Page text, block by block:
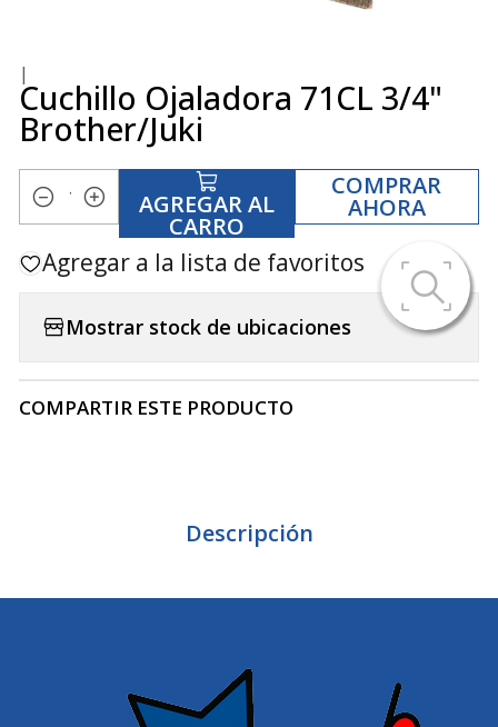
|
Cuchillo Ojaladora 71CL 3/4"
Brother/Juki
Cantidad AGREGAR AL
CARRO
COMPRAR
AHORA
Agregar a la lista de favoritos
Mostrar stock de ubicaciones
COMPARTIR ESTE PRODUCTO
Descripción